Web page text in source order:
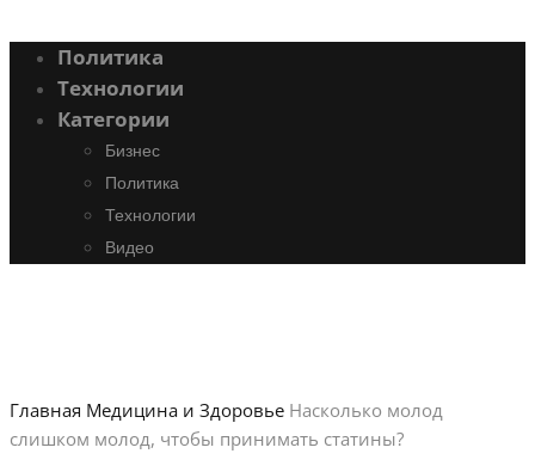
Политика
Технологии
Категории
Бизнес
Политика
Технологии
Видео
Главная Медицина и Здоровье Насколько молод
слишком молод, чтобы принимать статины?